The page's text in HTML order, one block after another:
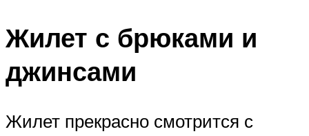
Жилет с брюками и
джинсами
Жилет прекрасно смотрится с